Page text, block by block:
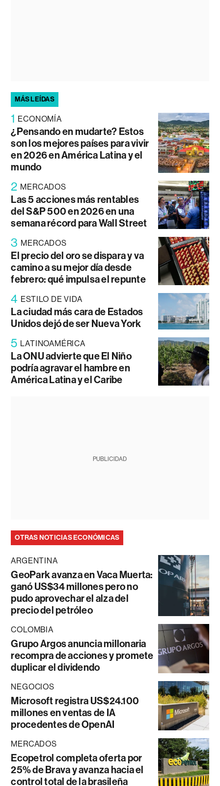
MÁS LEÍDAS
1 ECONOMÍA
¿Pensando en mudarte? Estos
son los mejores países para vivir
en 2026 en América Latina y el
mundo
2 MERCADOS
Las 5 acciones más rentables
del S&P 500 en 2026 en una
semana récord para Wall Street
3 MERCADOS
El precio del oro se dispara y va
camino a su mejor día desde
febrero: qué impulsa el repunte
4 ESTILO DE VIDA
La ciudad más cara de Estados
Unidos dejó de ser Nueva York
5 LATINOAMÉRICA
La ONU advierte que El Niño
podría agravar el hambre en
América Latina y el Caribe
PUBLICIDAD
OTRAS NOTICIAS ECONÓMICAS
ARGENTINA
GeoPark avanza en Vaca Muerta:
ganó US$34 millones pero no
pudo aprovechar el alza del
precio del petróleo
COLOMBIA
Grupo Argos anuncia millonaria
recompra de acciones y promete
duplicar el dividendo
NEGOCIOS
Microsoft registra US$24.100
millones en ventas de IA
procedentes de OpenAI
MERCADOS
Ecopetrol completa oferta por
25% de Brava y avanza hacia el
control total de la brasileña